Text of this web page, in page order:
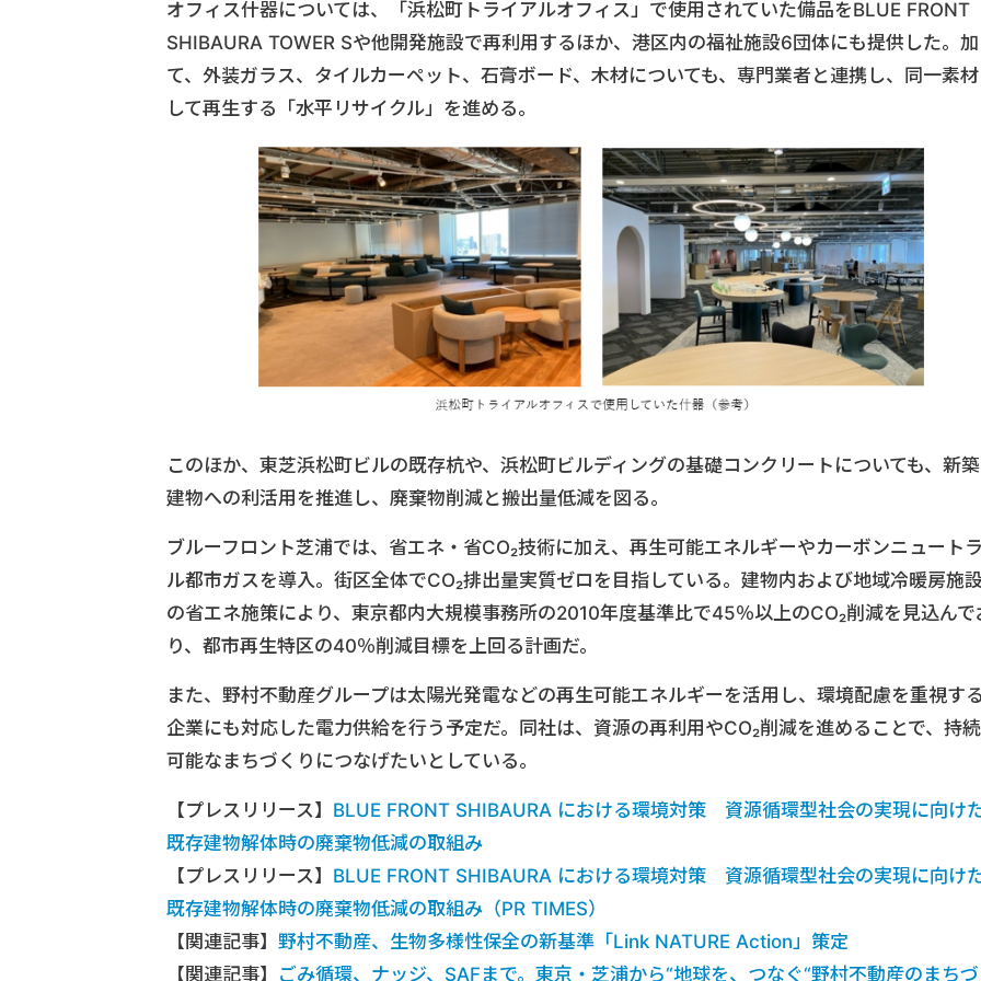
オフィス什器については、「浜松町トライアルオフィス」で使用されていた備品をBLUE FRONT
SHIBAURA TOWER Sや他開発施設で再利用するほか、港区内の福祉施設6団体にも提供した。
て、外装ガラス、タイルカーペット、石膏ボード、木材についても、専門業者と連携し、同一素
して再生する「水平リサイクル」を進める。
このほか、東芝浜松町ビルの既存杭や、浜松町ビルディングの基礎コンクリートについても、新築
建物への利活用を推進し、廃棄物削減と搬出量低減を図る。
ブルーフロント芝浦では、省エネ・省CO₂技術に加え、再生可能エネルギーやカーボンニュート
ル都市ガスを導入。街区全体でCO₂排出量実質ゼロを目指している。建物内および地域冷暖房施
の省エネ施策により、東京都内大規模事務所の2010年度基準比で45％以上のCO₂削減を見込んで
り、都市再生特区の40％削減目標を上回る計画だ。
また、野村不動産グループは太陽光発電などの再生可能エネルギーを活用し、環境配慮を重視す
企業にも対応した電力供給を行う予定だ。同社は、資源の再利用やCO₂削減を進めることで、持続
可能なまちづくりにつなげたいとしている。
【プレスリリース】 BLUE FRONT SHIBAURA における環境対策 資源循環型社会の実現に向け
既存建物解体時の廃棄物低減の取組み
【プレスリリース】 BLUE FRONT SHIBAURA における環境対策 資源循環型社会の実現に向け
既存建物解体時の廃棄物低減の取組み（PR TIMES）
【関連記事】 野村不動産、生物多様性保全の新基準「Link NATURE Action」策定
【関連記事】 ごみ循環、ナッジ、SAFまで。東京・芝浦から“地球を、つなぐ“野村不動産のまち